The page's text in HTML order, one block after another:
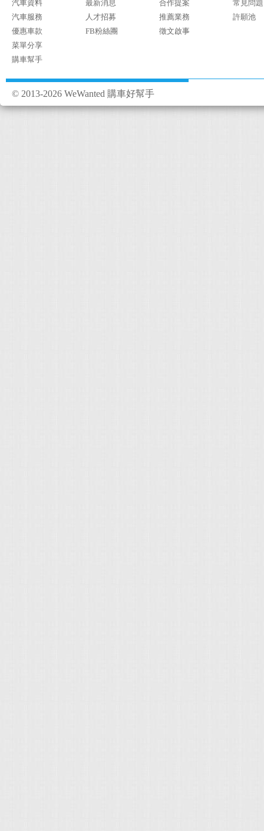
汽車資料
汽車服務
優惠車款
菜單分享
購車幫手
最新消息
人才招募
FB粉絲團
合作提案
推薦業務
徵文啟事
常見問題
許願池
© 2013-2026 WeWanted 購車好幫手